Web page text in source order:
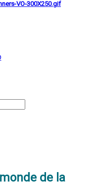
de la